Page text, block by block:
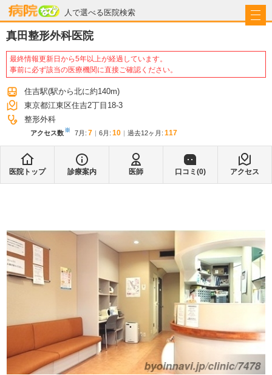
人で選べる医院検索
病院なび
真田整形外科医院
最終情報更新日から5年以上が経過しています。
事前に必ず該当の医療機関に直接ご確認ください。
住吉駅(駅から北に約140m)
東京都江東区住吉2丁目18-3
整形外科
アクセス数※ 7月 : 7 6月 : 10 過去12ヶ月: 117
医院トップ 診療案内 医師 口コミ(0) アクセス